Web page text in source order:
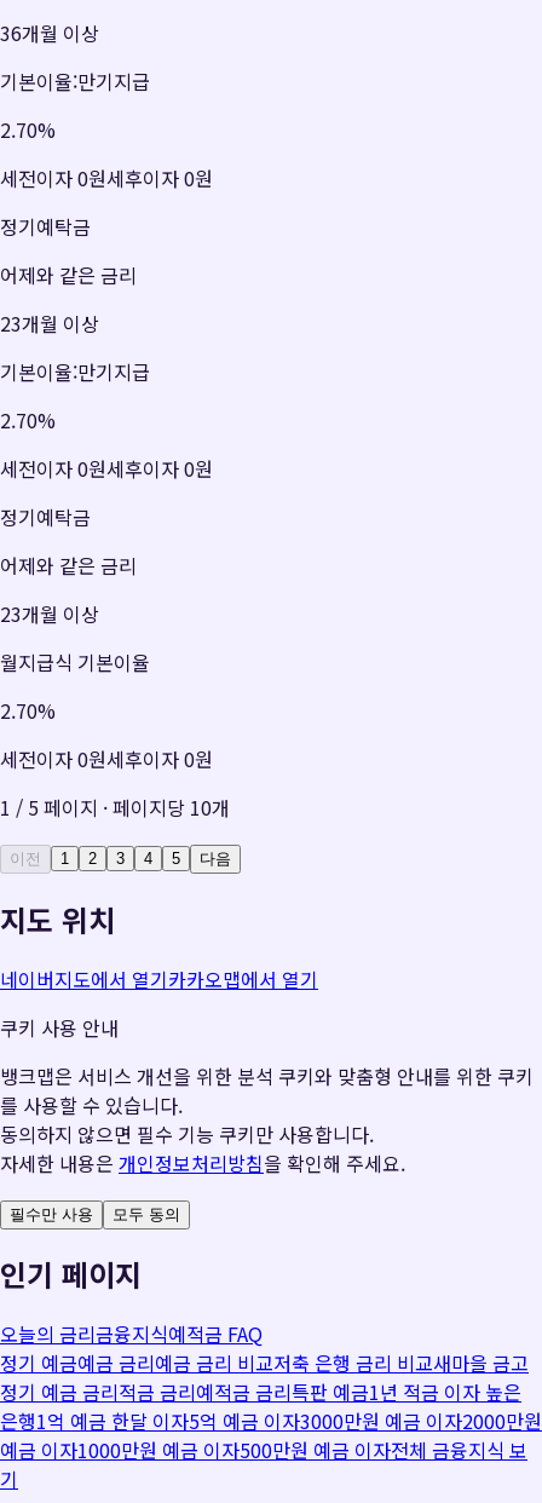
36개월 이상
기본이율:만기지급
2.70%
세전이자0원세후이자0원
정기예탁금
어제와 같은 금리
23개월 이상
기본이율:만기지급
2.70%
세전이자0원세후이자0원
정기예탁금
어제와 같은 금리
23개월 이상
월지급식 기본이율
2.70%
세전이자0원세후이자0원
1 / 5페이지 · 페이지당 10개
이전 1 2 3 4 5 다음
지도 위치
네이버지도에서 열기카카오맵에서 열기
쿠키 사용 안내
뱅크맵은 서비스 개선을 위한 분석 쿠키와 맞춤형 안내를 위한 쿠키
를 사용할 수 있습니다.
동의하지 않으면 필수 기능 쿠키만 사용합니다.
자세한 내용은 개인정보처리방침을 확인해 주세요.
필수만 사용 모두 동의
인기 페이지
오늘의 금리금융지식예적금 FAQ
정기 예금예금 금리예금 금리 비교저축 은행 금리 비교새마을 금고
정기 예금 금리적금 금리예적금 금리특판 예금1년 적금 이자 높은
은행1억 예금 한달 이자5억 예금 이자3000만원 예금 이자2000만원
예금 이자1000만원 예금 이자500만원 예금 이자전체 금융지식 보
기